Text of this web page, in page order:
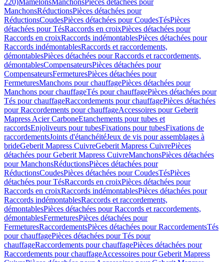
220)MamelonsManchonsPièces détachées pour
ManchonsRéductionsPièces détachées pour
RéductionsCoudesPièces détachées pour CoudesTésPièces
détachées pour TésRaccords en croixPièces détachées pour
Raccords en croixRaccords indémontablesPièces détachées pour
Raccords indémontablesRaccords et raccordements,
démontablesPièces détachées pour Raccords et raccordements,
démontablesCompensateursPièces détachées pour
CompensateursFermeturesPièces détachées pour
FermeturesManchons pour chauffagePièces détachées pour
Manchons pour chauffageTés pour chauffagePièces détachées pour
Tés pour chauffageRaccordements pour chauffagePièces détachées
pour Raccordements pour chauffageAccessoires pour Geberit
Mapress Acier CarboneEtanchements pour tubes et
raccordsEnjoliveurs pour tubesFixations pour tubesFixations de
raccordementsJoints d'étanchéitéJeux de vis pour assemblages à
brideGeberit Mapress CuivreGeberit Mapress CuivrePièces
détachées pour Geberit Mapress CuivreManchonsPièces détachées
pour ManchonsRéductionsPièces détachées pour
RéductionsCoudesPièces détachées pour CoudesTésPièces
détachées pour TésRaccords en croixPièces détachées pour
Raccords en croixRaccords indémontablesPièces détachées pour
Raccords indémontablesRaccords et raccordements,
démontablesPièces détachées pour Raccords et raccordements,
démontablesFermeturesPièces détachées pour
FermeturesRaccordementsPièces détachées pour RaccordementsTés
pour chauffagePièces détachées pour Tés pour
chauffageRaccordements pour chauffagePièces détachées pour
Raccordements pour chauffageAccessoires pour Geberit Mapress